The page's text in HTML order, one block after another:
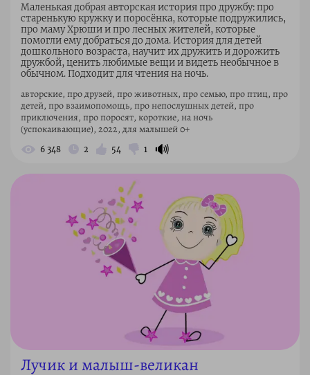
Маленькая добрая авторская история про дружбу: про
старенькую кружку и поросёнка, которые подружились,
про маму Хрюши и про лесных жителей, которые
помогли ему добраться до дома. История для детей
дошкольного возраста, научит их дружить и дорожить
дружбой, ценить любимые вещи и видеть необычное в
обычном. Подходит для чтения на ночь.
авторские, про друзей, про животных, про семью, про птиц, про
детей, про взаимопомощь, про непослушных детей, про
приключения, про поросят, короткие, на ночь
(успокаивающие), 2022, для малышей 0+
6 348 2 54 1 🔊
Лучик и малыш-великан